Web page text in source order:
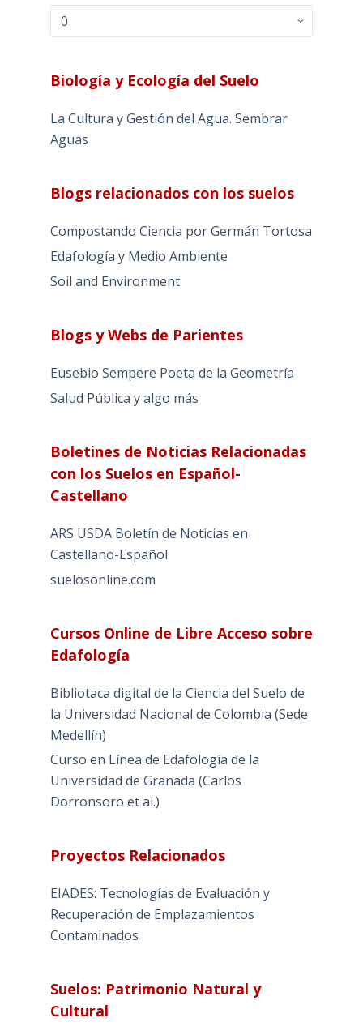
Archivos
Biología y Ecología del Suelo
La Cultura y Gestión del Agua. Sembrar
Aguas
Blogs relacionados con los suelos
Compostando Ciencia por Germán Tortosa
Edafología y Medio Ambiente
Soil and Environment
Blogs y Webs de Parientes
Eusebio Sempere Poeta de la Geometría
Salud Pública y algo más
Boletines de Noticias Relacionadas
con los Suelos en Español-
Castellano
ARS USDA Boletín de Noticias en
Castellano-Español
suelosonline.com
Cursos Online de Libre Acceso sobre
Edafología
Bibliotaca digital de la Ciencia del Suelo de
la Universidad Nacional de Colombia (Sede
Medellín)
Curso en Línea de Edafología de la
Universidad de Granada (Carlos
Dorronsoro et al.)
Proyectos Relacionados
EIADES: Tecnologías de Evaluación y
Recuperación de Emplazamientos
Contaminados
Suelos: Patrimonio Natural y
Cultural